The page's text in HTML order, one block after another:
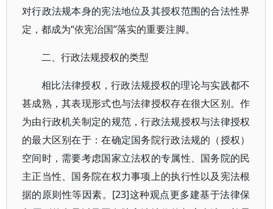
对行政法规本身的宪法地位及其授权范围的合法性界
定，都成为“依宪治国”落实的重要注脚。
二、行政法规授权的类型
相比法律授权，行政法规授权的理论与实践都不
甚成熟，其表现形式也与法律授权存在很大区别。作
为由行政机关制定的规范，行政法规授权与法律授权
的最大区别在于：在确定国务院行政法规的（授权）
空间时，需要考虑国家立法权的专属性、国务院的民
主正当性、国务院在权力事项上的执行性以及宪法根
据的原则性等因素。[23]这种观点更多建基于法律保